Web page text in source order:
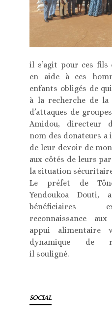
il s’agit pour ces
en aide à ces
enfants obligés de
à la recherche de la
d’attaques de
Amidou, directeur
nom des donateurs a
de leur devoir de
aux côtés de leurs
la situation
Le préfet de
Yendoukoa
bénéficiaires
reconnaissance
appui alimentaire
dynamique de
il souligné.
SOCIAL